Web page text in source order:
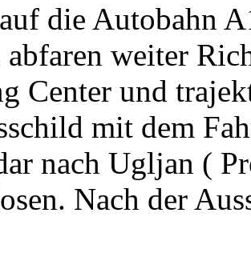
die Autobahn
abfaren weiter
Center und
mit dem
nach Ugljan (
Nach der